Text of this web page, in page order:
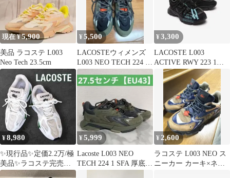
現在 ¥5,900
美品 ラコステ L003
Neo Tech 23.5cm
¥5,500
LACOSTEウィメンズ
L003 NEO TECH 224 1
SFA
¥3,300
LACOSTE L003
ACTIVE RWY 223 1
SMA 26cm
¥8,980
✨現行品✨定価2.2万/極
美品✨ラコステ完売
品 27cm ホワイト/グ
¥5,999
Lacoste L003 NEO
TECH 224 1 SFA 厚底
¥ 2,600
ラコステ L003 NEO ス
ニーカー カーキ×ネイ